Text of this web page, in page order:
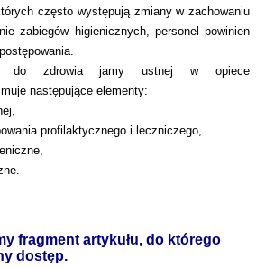
często występują zmiany w zachowaniu
zabiegów higienicznych, personel powinien
do zdrowia jamy ustnej w opiece
następujące elementy:
profilaktycznego i leczniczego,
fragment artykułu, do którego
dostęp.